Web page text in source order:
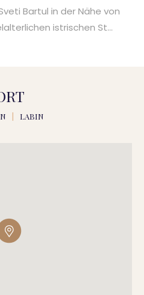
Bartul in der Nähe von
istrischen St...
LABIN